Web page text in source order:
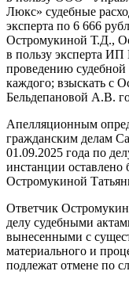
Люкс» судебные
эксперта по 6 666
Остромукиной Т.Д.,
в пользу эксперта
проведению судебной
каждого; взыскать с
Бельдепановой А.В.
Апелляционным
гражданским делам
01.09.2025 года по
инстанции оставлено
Остромукиной
Ответчик
делу судебными
вынесенными с
материального и
подлежат отмене по